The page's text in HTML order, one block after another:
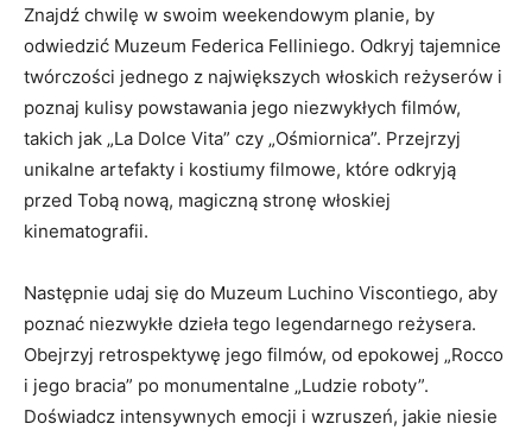
Znajdź chwilę w swoim ⁢weekendowym planie, by
odwiedzić Muzeum Federica Felliniego. Odkryj tajemnice
twórczości jednego z‌ największych włoskich reżyserów i
⁣poznaj ⁢kulisy powstawania jego niezwykłych​ filmów,
takich jak „La Dolce ‌Vita” czy⁤ „Ośmiornica”. Przejrzyj​
unikalne artefakty i kostiumy filmowe, ⁣które ‌odkryją
przed Tobą nową,​ magiczną stronę włoskiej
kinematografii.
Następnie udaj ‌się do Muzeum ⁣Luchino Viscontiego, ‍aby
poznać niezwykłe dzieła tego ⁤legendarnego​ reżysera.​
Obejrzyj retrospektywę jego filmów,⁤ od ⁢epokowej „Rocco
i jego bracia” po monumentalne „Ludzie roboty”.
Doświadcz intensywnych emocji i wzruszeń,​ jakie niesie